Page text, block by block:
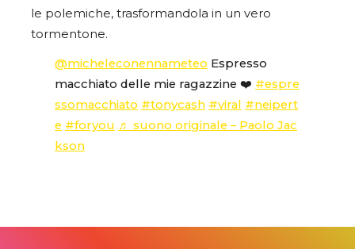
le polemiche, trasformandola in un vero
tormentone.
@micheleconennameteo Espresso
macchiato delle mie ragazzine ❤️ #espre
ssomacchiato #tonycash #viral #neipert
e #foryou ♬ suono originale – Paolo Jac
kson